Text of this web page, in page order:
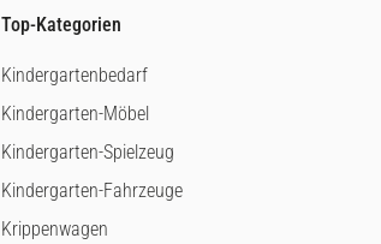
Top-Kategorien
Kindergartenbedarf
Kindergarten-Möbel
Kindergarten-Spielzeug
Kindergarten-Fahrzeuge
Krippenwagen